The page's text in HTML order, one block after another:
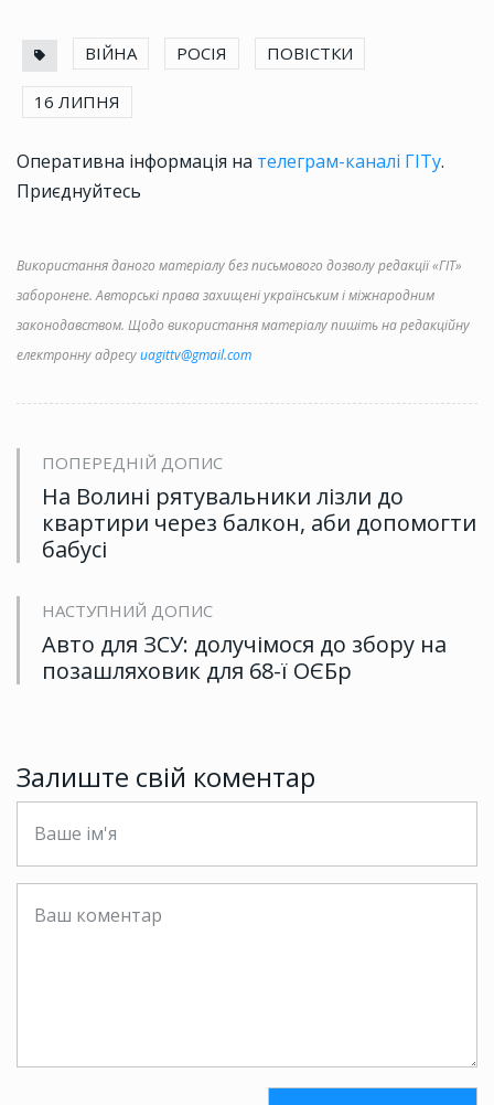
ВІЙНА РОСІЯ ПОВІСТКИ
16 ЛИПНЯ
Оперативна інформація на телеграм-каналі ГІТу.
Приєднуйтесь
Використання даного матеріалу без письмового дозволу редакції «ГІТ»
заборонене. Авторські права захищені українським і міжнародним
законодавством. Щодо використання матеріалу пишіть на редакційну
електронну адресуuagittv@gmail.com
ПОПЕРЕДНІЙ ДОПИС
На Волині рятувальники лізли до
квартири через балкон, аби допомогти
бабусі
НАСТУПНИЙ ДОПИС
Авто для ЗСУ: долучімося до збору на
позашляховик для 68-ї ОЄБр
Залиште свій коментар